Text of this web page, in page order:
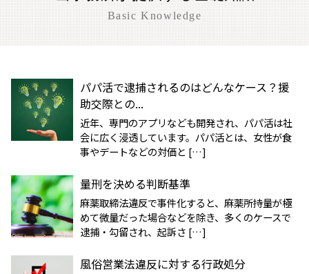
Basic Knowledge
パパ活で逮捕されるのはどんなケース？援
助交際との...
近年、専門のアプリなども開発され、パパ活は社
会に広く浸透しています。パパ活とは、女性が食
事やデートなどの対価と […]
量刑を決める判断基準
麻薬取締法違反で事件化すると、麻薬所持量が極
めて微量だった場合などを除き、多くのケースで
逮捕・勾留され、起訴さ […]
風俗営業法違反に対する行政処分